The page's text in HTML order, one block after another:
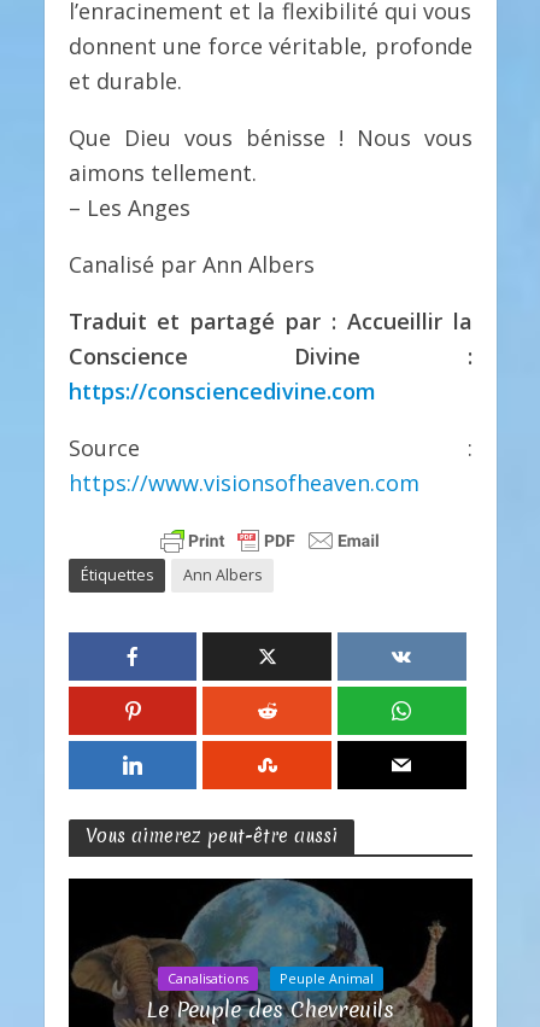
l’enracinement et la flexibilité qui vous
donnent une force véritable, profonde
et durable.
Que Dieu vous bénisse ! Nous vous
aimons tellement.
– Les Anges
Canalisé par Ann Albers
Traduit et partagé par : Accueillir la
Conscience Divine :
https://consciencedivine.com
Source :
https://www.visionsofheaven.com
Étiquettes Ann Albers
Vous aimerez peut-être aussi
Canalisations Peuple Animal
Le Peuple des Chevreuils